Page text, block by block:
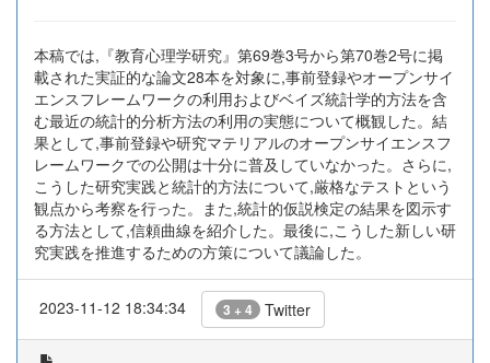
本稿では,『教育心理学研究』第69巻3号から第70巻2号に掲
載された実証的な論文28本を対象に,事前登録やオープンサイ
エンスフレームワークの利用およびベイズ統計学的方法を含
む最近の統計的分析方法の利用の実態について概観した。結
果として,事前登録や研究マテリアルのオープンサイエンスフ
レームワークでの公開は十分に普及していなかった。さらに,
こうした研究実践と統計的方法について,厳格なテストという
観点から考察を行った。また,統計的仮説検定の結果を図示す
る方法として,信頼曲線を紹介した。最後に,こうした新しい研
究実践を推進するための方策について議論した。
2023-11-12 18:34:34 3 + 4 Twitter